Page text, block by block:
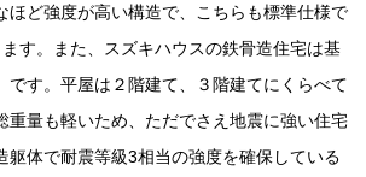
ほど強度が高い構造で、こちらも標準仕様で
す。また、スズキハウスの鉄骨造住宅は基
です。平屋は２階建て、３階建てにくらべて
重量も軽いため、ただでさえ地震に強い住宅
躯体で耐震等級3相当の強度を確保している